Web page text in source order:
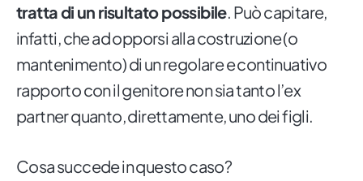
tratta di un risultato possibile. Può capitare,
infatti, che ad opporsi alla costruzione (o
mantenimento) di un regolare e continuativo
rapporto con il genitore non sia tanto l’ex
partner quanto, direttamente, uno dei figli.
Cosa succede in questo caso?